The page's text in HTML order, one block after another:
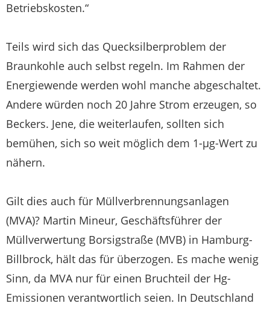
Betriebskosten.“
Teils wird sich das Quecksilberproblem der
Braunkohle auch selbst regeln. Im Rahmen der
Energiewende werden wohl manche abgeschaltet.
Andere würden noch 20 Jahre Strom erzeugen, so
Beckers. Jene, die weiterlaufen, sollten sich
bemühen, sich so weit möglich dem 1-µg-Wert zu
nähern.
Gilt dies auch für Müllverbrennungsanlagen
(MVA)? Martin Mineur, Geschäftsführer der
Müllverwertung Borsigstraße (MVB) in Hamburg-
Billbrock, hält das für überzogen. Es mache wenig
Sinn, da MVA nur für einen Bruchteil der Hg-
Emissionen verantwortlich seien. In Deutschland